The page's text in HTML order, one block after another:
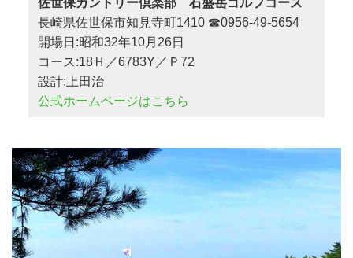
長崎県佐世保市知見寺町1410 ☎0956-49-5654
開場日:昭和32年10月26日
コース:18Ｈ／6783Y／Ｐ72
設計:上田治
公式ホームページはこちら